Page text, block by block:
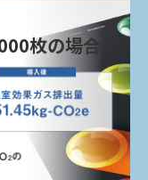
枚の場合